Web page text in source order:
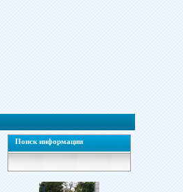
Поиск информации